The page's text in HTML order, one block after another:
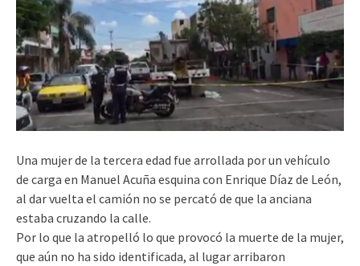
Una mujer de la tercera edad fue arrollada por un vehículo
de carga en Manuel Acuña esquina con Enrique Díaz de León,
al dar vuelta el camión no se percató de que la anciana
estaba cruzando la calle.
Por lo que la atropelló lo que provocó la muerte de la mujer,
que aún no ha sido identificada, al lugar arribaron